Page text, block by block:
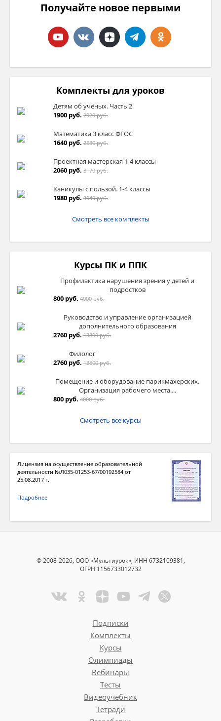
Получайте новое первыми
Комплекты для уроков
Детям об учёных. Часть 2
1900 руб. 2920 руб.
Математика 3 класс ФГОС
1640 руб. 2530 руб.
Проектная мастерская 1-4 классы
2060 руб. 3170 руб.
Каникулы с пользой. 1-4 классы
1980 руб. 3040 руб.
Смотреть все комплекты
Курсы ПК и ППК
Профилактика нарушения зрения у детей и
подростков
800 руб. 4000 руб.
Руководство и управление организацией
дополнительного образования
2760 руб. 13800 руб.
Филолог
2760 руб. 13800 руб.
Помещение и оборудование парикмахерских.
Организация рабочего места....
800 руб. 4000 руб.
Смотреть все курсы
Лицензия на осуществление образовательной
деятельности №Л035-01253-67/00192584 от
25.08.2017 г.
Подробнее
© 2008-2026, ООО «Мультиурок», ИНН 6732109381,
ОГРН 1156733012732
Подписки
Комплекты
Курсы
Олимпиады
Вебинары
Тесты
Видеоучебник
Тетради